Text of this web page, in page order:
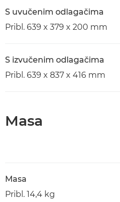
S uvučenim odlagačima
Pribl. 639 x 379 x 200 mm
S izvučenim odlagačima
Pribl. 639 x 837 x 416 mm
Masa
Masa
Pribl. 14,4 kg